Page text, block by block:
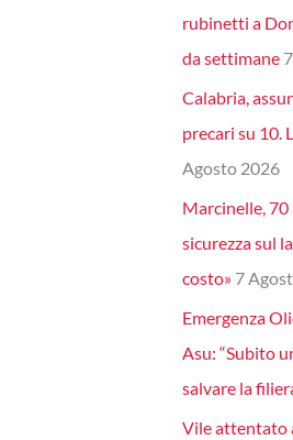
rubinetti a
da settimane
Calabria,
precari su 10.
Agosto 2026
Marcinelle, 70
sicurezza sul
costo» 7
Emergenza
Asu: “Subito
salvare la
Vile attentato